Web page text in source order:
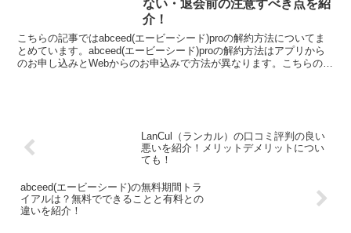
ない・退会前の注意すべき点を紹
介！
こちらの記事ではabceed(エービーシード)proの解約方法についてま
とめています。abceed(エービーシード)proの解約方法はアプリから
のお申し込みとWebからのお申込みで方法が異なります。こちらの記
LanCul（ランカル）の口コミ評判の良い
悪いを紹介！メリットデメリットについ
ても！
abceed(エービーシード)の無料期間トラ
イアルは？無料でできることと有料との
違いを紹介！